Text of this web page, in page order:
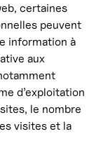
certaines
peuvent
information à
aux
d’exploitation
le nombre
visites et la